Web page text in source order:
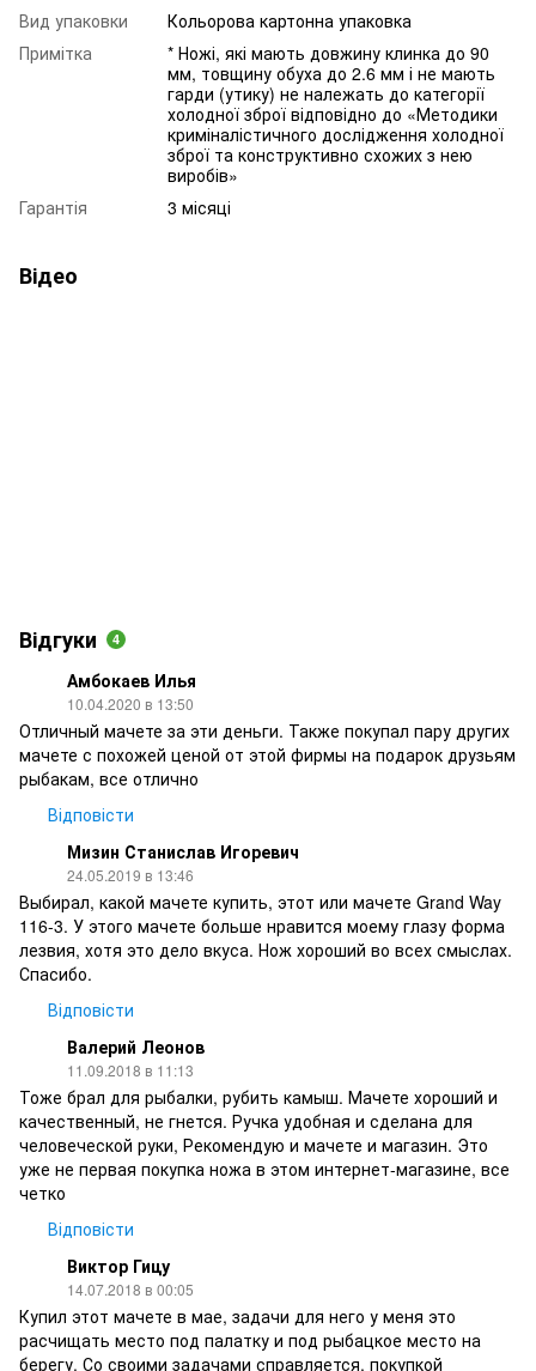
Вид упаковки
Кольорова картонна упаковка
Примітка
* Ножі, які мають довжину клинка до 90
мм, товщину обуха до 2.6 мм і не мають
гарди (утику) не належать до категорії
холодної зброї відповідно до «Методики
криміналістичного дослідження холодної
зброї та конструктивно схожих з нею
виробів»
Гарантія
3 місяці
Відео
Відгуки 4
Амбокаев Илья
10.04.2020 в 13:50
Отличный мачете за эти деньги. Также покупал пару других
мачете с похожей ценой от этой фирмы на подарок друзьям
рыбакам, все отлично
Відповісти
Мизин Станислав Игоревич
24.05.2019 в 13:46
Выбирал, какой мачете купить, этот или мачете Grand Way
116-3. У этого мачете больше нравится моему глазу форма
лезвия, хотя это дело вкуса. Нож хороший во всех смыслах.
Спасибо.
Відповісти
Валерий Леонов
11.09.2018 в 11:13
Тоже брал для рыбалки, рубить камыш. Мачете хороший и
качественный, не гнется. Ручка удобная и сделана для
человеческой руки, Рекомендую и мачете и магазин. Это
уже не первая покупка ножа в этом интернет-магазине, все
четко
Відповісти
Виктор Гицу
14.07.2018 в 00:05
Купил этот мачете в мае, задачи для него у меня это
расчищать место под палатку и под рыбацкое место на
берегу. Со своими задачами справляется, покупкой